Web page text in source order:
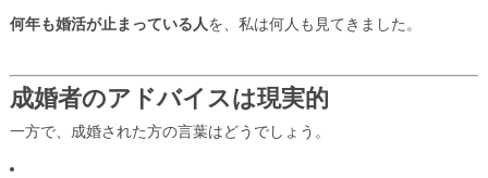
何年も婚活が止まっている人 を、私は何人も見てきました。
成婚者のアドバイスは現実的
一方で、成婚された方の言葉はどうでしょう。